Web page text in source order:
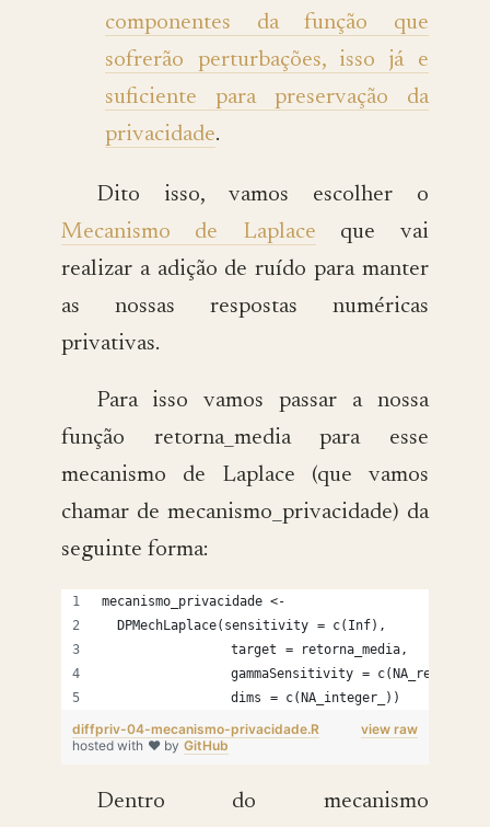
componentes da função que
sofrerão perturbações, isso já e
suficiente para preservação da
privacidade.
Dito isso, vamos escolher o
Mecanismo de Laplace que vai
realizar a adição de ruído para manter
as nossas respostas numéricas
privativas.
Para isso vamos passar a nossa
função retorna_media para esse
mecanismo de Laplace (que vamos
chamar de mecanismo_privacidade) da
seguinte forma:
mecanismo_privacidade <-
  DPMechLaplace(sensitivity = c(Inf),
                target = retorna_media,
                gammaSensitivity = c(NA_real_),
                dims = c(NA_integer_))
view raw
diffpriv-04-mecanismo-privacidade.R
hosted with ❤ by GitHub
Dentro do mecanismo